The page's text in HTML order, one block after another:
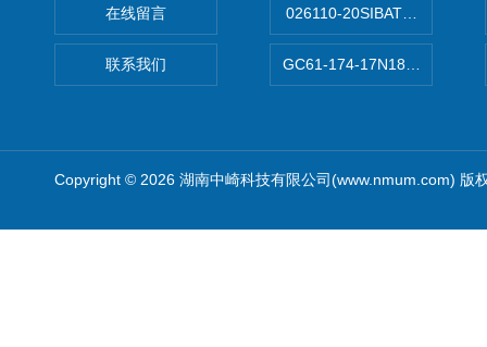
在线留言
联系我们
026110-20SIBATA柴田科学
GC61-174-
Copyright © 2026 湖南中崎科技有限公司(www.nmum.com) 版